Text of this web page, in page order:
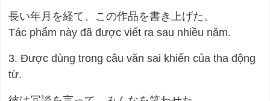
長い年月を経て、この作品を書き上げた。
Tác phẩm này đã được viết ra sau nhiều năm.
3. Được dùng trong câu văn sai khiến của tha động
từ.